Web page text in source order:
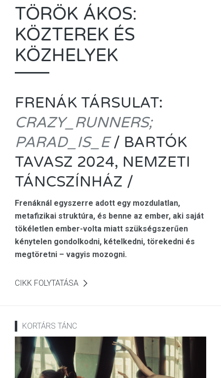
TÖRÖK ÁKOS:
KÖZTEREK ÉS
KÖZHELYEK
FRENÁK TÁRSULAT:
CRAZY_RUNNERS;
PARAD_IS_E/ BARTÓK
TAVASZ 2024, NEMZETI
TÁNCSZÍNHÁZ /
Frenáknál egyszerre adott egy mozdulatlan,
metafizikai struktúra, és benne az ember, aki saját
tökéletlen ember-volta miatt szükségszerűen
kénytelen gondolkodni, kételkedni, törekedni és
megtöretni – vagyis mozogni.
CIKK FOLYTATÁSA
KORTÁRS TÁNC